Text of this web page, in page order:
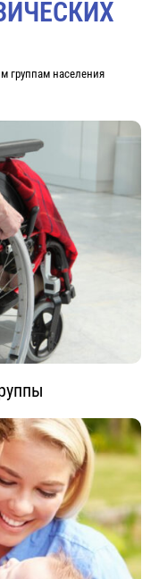
группам населения